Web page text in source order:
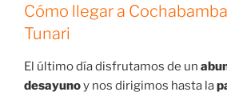
Cómo llegar a
Tunari
El último día disfrutamos de un
desayunoy nos dirigimos hasta la